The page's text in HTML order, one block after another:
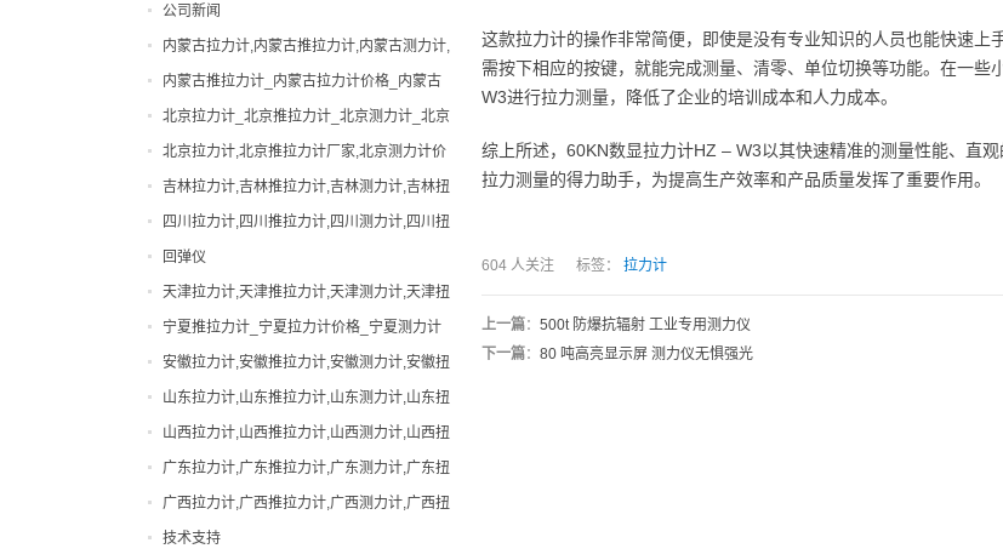
这款拉力计的操作非常简便，即使是没有专业知识的人员也能快速
需按下相应的按键，就能完成测量、清零、单位切换等功能。在一
W3进行拉力测量，降低了企业的培训成本和人力成本。
综上所述，60KN数显拉力计HZ – W3以其快速精准的测量性能、直
拉力测量的得力助手，为提高生产效率和产品质量发挥了重要作用。
604 人关注 标签： 拉力计
上一篇： 500t 防爆抗辐射 工业专用测力仪​
下一篇： 80 吨高亮显示屏 测力仪无惧强光
0-200吨拉力计
0-200吨测力计
出租拉力计,上海拉力计出租,拉力计租赁,船
用拉力计出租
张力计
弹簧扭力试验机
弹簧试验机
手动拉力试验机
扭力计
拉力计
指针拉力计
指针推拉力计
数显拉力计
数显推拉力计
无线拉力计
无线测力计
机械式拉力计
公司新闻
便携式硬度计
内蒙古拉力计,内蒙古推拉力计,内蒙古测力计,
内蒙古扭力计,内蒙古邵氏硬度计
内蒙古推拉力计_内蒙古拉力计价格_内蒙古
测力计厂家|型号
北京拉力计_北京推拉力计_北京测力计_北京
扭力计_北京硬度计
北京拉力计,北京推拉力计厂家,北京测力计价
格
吉林拉力计,吉林推拉力计,吉林测力计,吉林扭
力计,吉林邵氏硬度计
四川拉力计,四川推拉力计,四川测力计,四川扭
力计,四川邵氏硬度计
回弹仪
天津拉力计,天津推拉力计,天津测力计,天津扭
力计,天津邵氏硬度计
宁夏推拉力计_宁夏拉力计价格_宁夏测力计
厂家|型号
安徽拉力计,安徽推拉力计,安徽测力计,安徽扭
力计,安徽邵氏硬度计
山东拉力计,山东推拉力计,山东测力计,山东扭
力计,山东邵氏硬度计
山西拉力计,山西推拉力计,山西测力计,山西扭
力计,山西邵氏硬度计
广东拉力计,广东推拉力计,广东测力计,广东扭
力计,广东邵氏硬度计
广西拉力计,广西推拉力计,广西测力计,广西扭
力计,广西邵氏硬度计
技术支持